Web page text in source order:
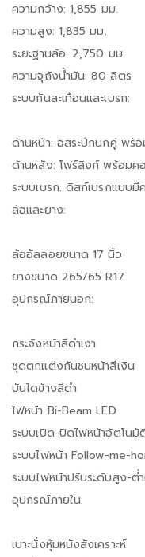
ความกว้าง: 1,855 มม.
ความสูง: 1,835 มม.
ระยะฐานล้อ: 2,750 มม.
ความจุถังน้ำมัน: 80 ลิตร
ระบบกันสะเทือนและเบรก:
ด้านหน้า: อิสระปีกนกคู่ พร้
ด้านหลัง: โฟร์ลิงก์ พร้อมค
ระบบเบรก: ดิสก์เบรกแบบ
ล้อและยาง:
ล้ออัลลอยขนาด 17 นิ้ว
ยางขนาด 265/65 R17
อุปกรณ์ภายนอก:
กระจังหน้าสีดำเงา
ชุดตกแต่งกันชนหน้าสีเงิน
บันไดข้างสีดำ
ไฟหน้า Bi-Beam LED
ระบบเปิด-ปิดไฟหน้าอัตโนมั
ระบบไฟหน้า Follow-me-
ระบบไฟหน้าปรับระดับสูง-ต่
อุปกรณ์ภายใน:
เบาะนั่งหุ้มหนังสังเคราะห์